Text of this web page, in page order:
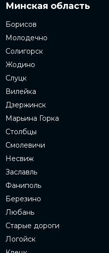
Минская область
Борисов
Молодечно
Солигорск
Жодино
Слуцк
Вилейка
Дзержинск
Марьина Горка
Столбцы
Смолевичи
Несвиж
Заславль
Фаниполь
Березино
Любань
Старые дороги
Логойск